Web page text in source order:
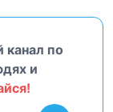
канал по
и